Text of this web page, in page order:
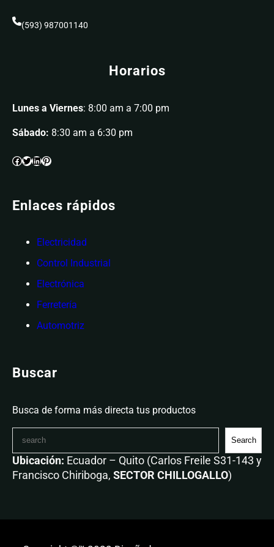
(593) 987001140
Horarios
Lunes a Viernes: 8:00 am a 7:00 pm
Sábado: 8:30 am a 6:30 pm
Enlaces rápidos
Electricidad
Control Industrial
Electrónica
Ferretería
Automotriz
Buscar
Busca de forma más directa tus productos
Search
Ubicación: Ecuador – Quito (Carlos Freile S31-143 y
Francisco Chiriboga, SECTOR CHILLOGALLO)